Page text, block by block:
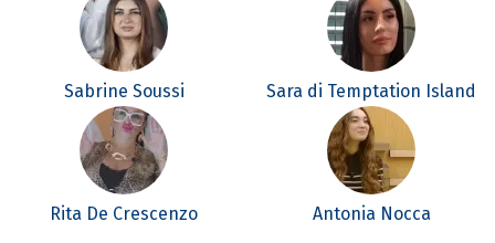
Sabrine Soussi Sara di Temptation Island
Rita De Crescenzo Antonia Nocca